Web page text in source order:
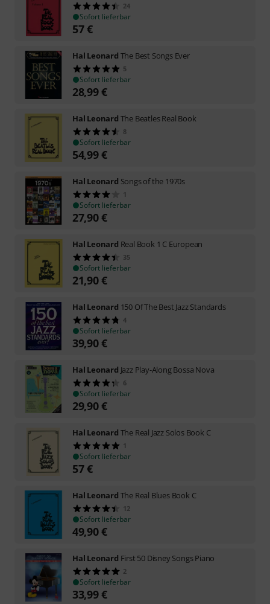
24
Sofort lieferbar
57€
Hal Leonard The Best Songs Ever
5
Sofort lieferbar
28,99€
Hal Leonard The Beatles Real Book
8
Sofort lieferbar
54,99€
Hal Leonard Songs of the 1970s
1
Sofort lieferbar
27,90€
Hal Leonard Real Book 1 C European
35
Sofort lieferbar
21,90€
Hal Leonard 150 Of The Best Jazz Standards
4
Sofort lieferbar
39,90€
Hal Leonard Jazz Play-Along Bossa Nova
6
Sofort lieferbar
29,90€
Hal Leonard The Real Jazz Solos Book C
1
Sofort lieferbar
57€
Hal Leonard The Real Blues Book C
12
Sofort lieferbar
49,90€
Hal Leonard First 50 Disney Songs Piano
2
Sofort lieferbar
33,99€